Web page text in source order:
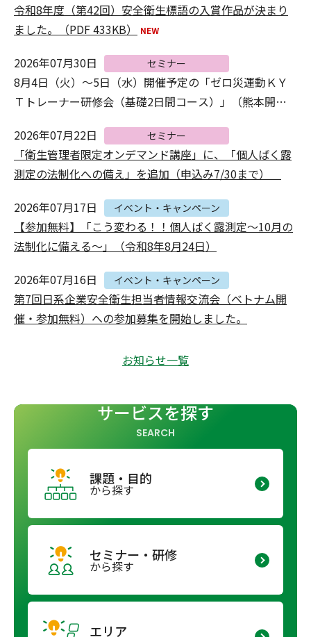
令和8年度（第42回）安全衛生標語の入賞作品が決まり
ました。（PDF 433KB）
2026年07月30日
セミナー
8月4日（火）～5日（水）開催予定の「ゼロ災運動ＫＹ
Ｔトレーナー研修会（基礎2日間コース）」（熊本開
延期いたします（日程調整中）。
2026年07月22日 セミナー
「衛生管理者限定オンデマンド講座」に、「個人ばく露
測定の法制化への備え」を追加（申込み7/30まで）
2026年07月17日
イベント・キャンペーン
【参加無料】「こう変わる！！個人ばく露測定～10月の
法制化に備える～」（令和8年8月24日）
2026年07月16日
イベント・キャンペーン
第7回日系企業安全衛生担当者情報交流会（ベトナム開
催・参加無料）への参加募集を開始しました。
お知らせ一覧
サービスを探す
SEARCH
課題・目的
から探す
セミナー・研修
から探す
エリア